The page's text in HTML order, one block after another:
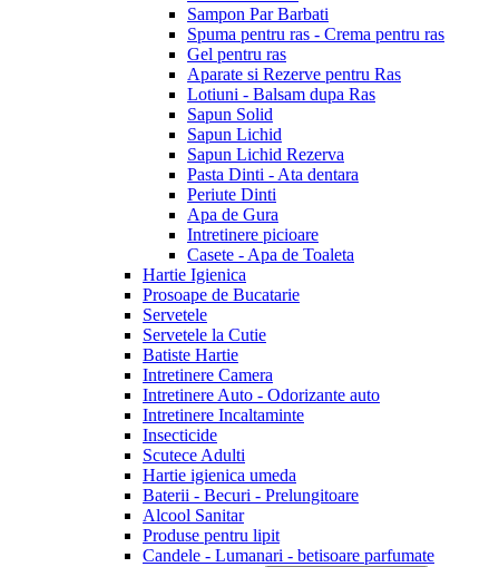
Sampon Par Barbati
Spuma pentru ras - Crema pentru ras
Gel pentru ras
Aparate si Rezerve pentru Ras
Lotiuni - Balsam dupa Ras
Sapun Solid
Sapun Lichid
Sapun Lichid Rezerva
Pasta Dinti - Ata dentara
Periute Dinti
Apa de Gura
Intretinere picioare
Casete - Apa de Toaleta
Hartie Igienica
Prosoape de Bucatarie
Servetele
Servetele la Cutie
Batiste Hartie
Intretinere Camera
Intretinere Auto - Odorizante auto
Intretinere Incaltaminte
Insecticide
Scutece Adulti
Hartie igienica umeda
Baterii - Becuri - Prelungitoare
Alcool Sanitar
Produse pentru lipit
Candele - Lumanari - betisoare parfumate